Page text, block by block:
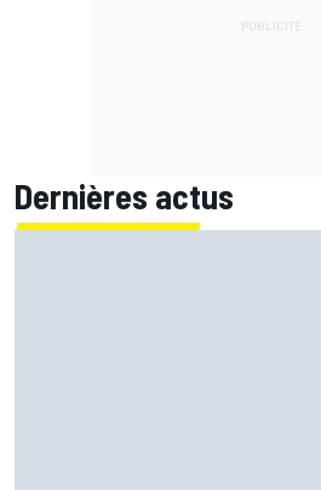
Dernières actus